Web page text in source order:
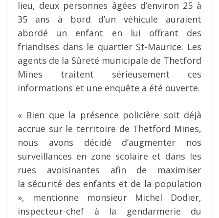
lieu, deux personnes âgées d’environ 25 à
35 ans à bord d’un véhicule auraient
abordé un enfant en lui offrant des
friandises dans le quartier St-Maurice. Les
agents de la Sûreté municipale de Thetford
Mines traitent sérieusement ces
informations et une enquête a été ouverte.
« Bien que la présence policière soit déjà
accrue sur le territoire de Thetford Mines,
nous avons décidé d’augmenter nos
surveillances en zone scolaire et dans les
rues avoisinantes afin de maximiser
la sécurité des enfants et de la population
», mentionne monsieur Michel Dodier,
inspecteur-chef à la gendarmerie du